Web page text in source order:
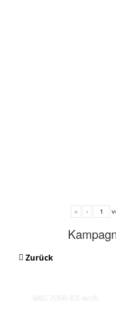
« ‹
Zurück
IMG 7098-KS-web